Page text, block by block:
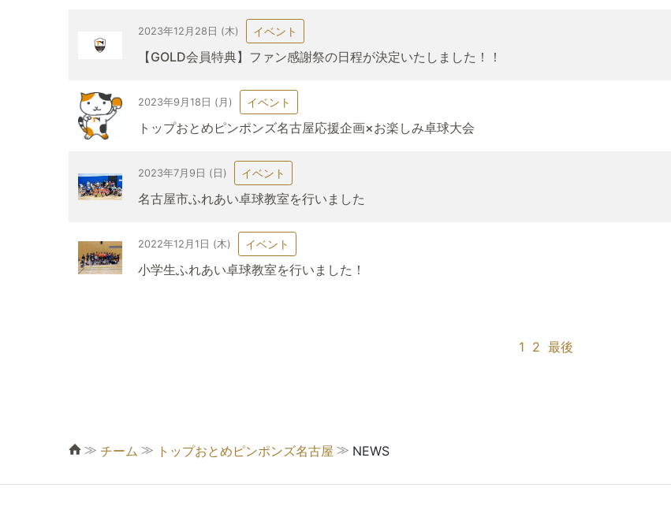
2023年12月28日 (木) イベント
【GOLD会員特典】ファン感謝祭の日程が決定いたしました！！
2023年9月18日 (月) イベント
トップおとめピンポンズ名古屋応援企画×お楽しみ卓球大会
2023年7月9日 (日) イベント
名古屋市ふれあい卓球教室を行いました
2022年12月1日 (木) イベント
小学生ふれあい卓球教室を行いました！
1 2 最後
≫ チーム ≫ トップおとめピンポンズ名古屋 ≫ NEWS